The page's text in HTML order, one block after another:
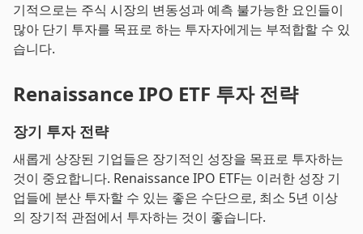
기적으로는 주식 시장의 변동성과 예측 불가능한 요인들이
많아 단기 투자를 목표로 하는 투자자에게는 부적합할 수 있
습니다.
Renaissance IPO ETF 투자 전략
장기 투자 전략
새롭게 상장된 기업들은 장기적인 성장을 목표로 투자하는
것이 중요합니다. Renaissance IPO ETF는 이러한 성장 기
업들에 분산 투자할 수 있는 좋은 수단으로, 최소 5년 이상
의 장기적 관점에서 투자하는 것이 좋습니다.